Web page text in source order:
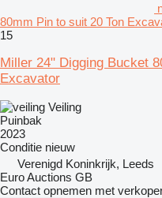
80mm Pin to suit 20 Ton
15
Miller 24" Digging Bucket
Excavator
Veiling
Puinbak
2023
Conditie nieuw
Verenigd Koninkrijk, Leeds
Euro Auctions GB
Contact opnemen met